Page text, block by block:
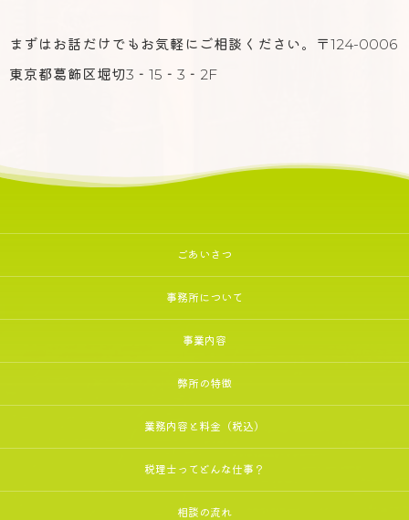
まずはお話だけでもお気軽にご相談ください。〒124-0006
東京都葛飾区堀切3‐15‐3‐2F
ごあいさつ
事務所について
事業内容
弊所の特徴
業務内容と料金（税込）
税理士ってどんな仕事？
相談の流れ